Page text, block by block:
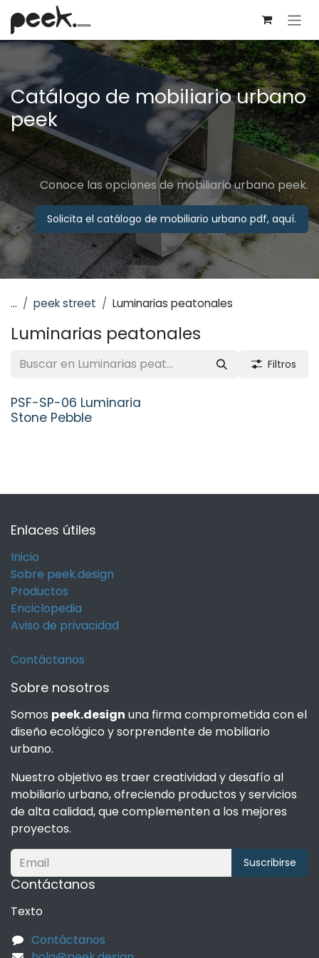
Ir al contenido
Catálogo de mobiliario urbano
peek
Conoce las opciones de mobiliario urbano peek.
Solicita el catálogo de mobiliario urbano pdf, aquí.
... peek street Luminarias peatonales
Luminarias peatonales
Filtros
PSF-SP-06 Luminaria
Stone Pebble
Enlaces útiles
Inicio
Sobre peek.design
Productos
Enciclopedia
Aviso de privacidad
Contáctanos
Sobre nosotros
Somos peek.design una firma comprometida con el
diseño ecológico y sorprendente de mobiliario
urbano.
Nuestro objetivo es traer creatividad y desafío al
mobiliario urbano, ofreciendo productos y servicios
de alta calidad, que complementen a los mejores
proyectos.
Suscribirse
Contáctanos
Texto
Contáctanos